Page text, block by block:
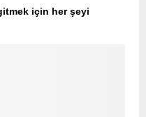
için her şeyi